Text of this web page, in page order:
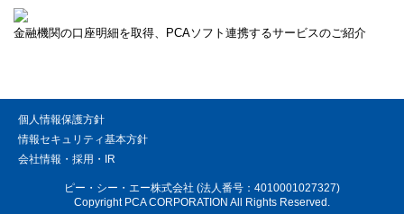
金融機関の口座明細を取得、PCAソフト連携するサービスのご紹介
個人情報保護方針
情報セキュリティ基本方針
会社情報・採用・IR
ピー・シー・エー株式会社 (法人番号：4010001027327)
Copyright PCA CORPORATION All Rights Reserved.